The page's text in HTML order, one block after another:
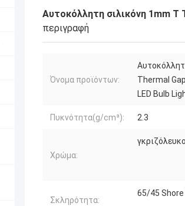
Αυτοκόλλητη σιλικόνη 1mm
περιγραφή
Όνομα προϊόντων:
Thermal
LED Bulb
Πυκνότητα(g/cm³): 2.3
Χρώμα:
Σκληρότητα:
65/45 Shore